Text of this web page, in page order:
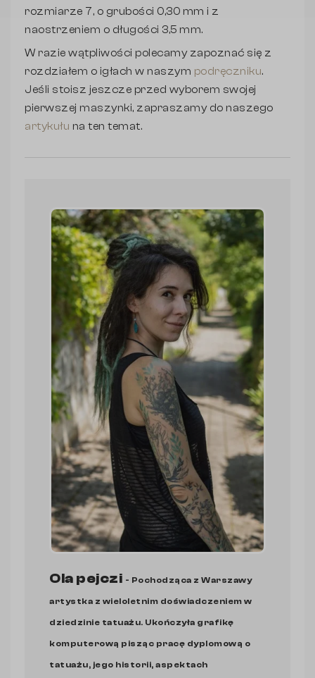
rozmiarze 7, o grubości 0,30 mm i z
naostrzeniem o długości 3,5 mm.
W razie wątpliwości polecamy zapoznać się z
rozdziałem o igłach w naszym podręczniku.
Jeśli stoisz jeszcze przed wyborem swojej
pierwszej maszynki, zapraszamy do naszego
artykułu na ten temat.
Ola pejczi - Pochodząca z Warszawy
artystka z wieloletnim doświadczeniem w
dziedzinie tatuażu. Ukończyła grafikę
komputerową pisząc pracę dyplomową o
tatuażu, jego historii, aspektach